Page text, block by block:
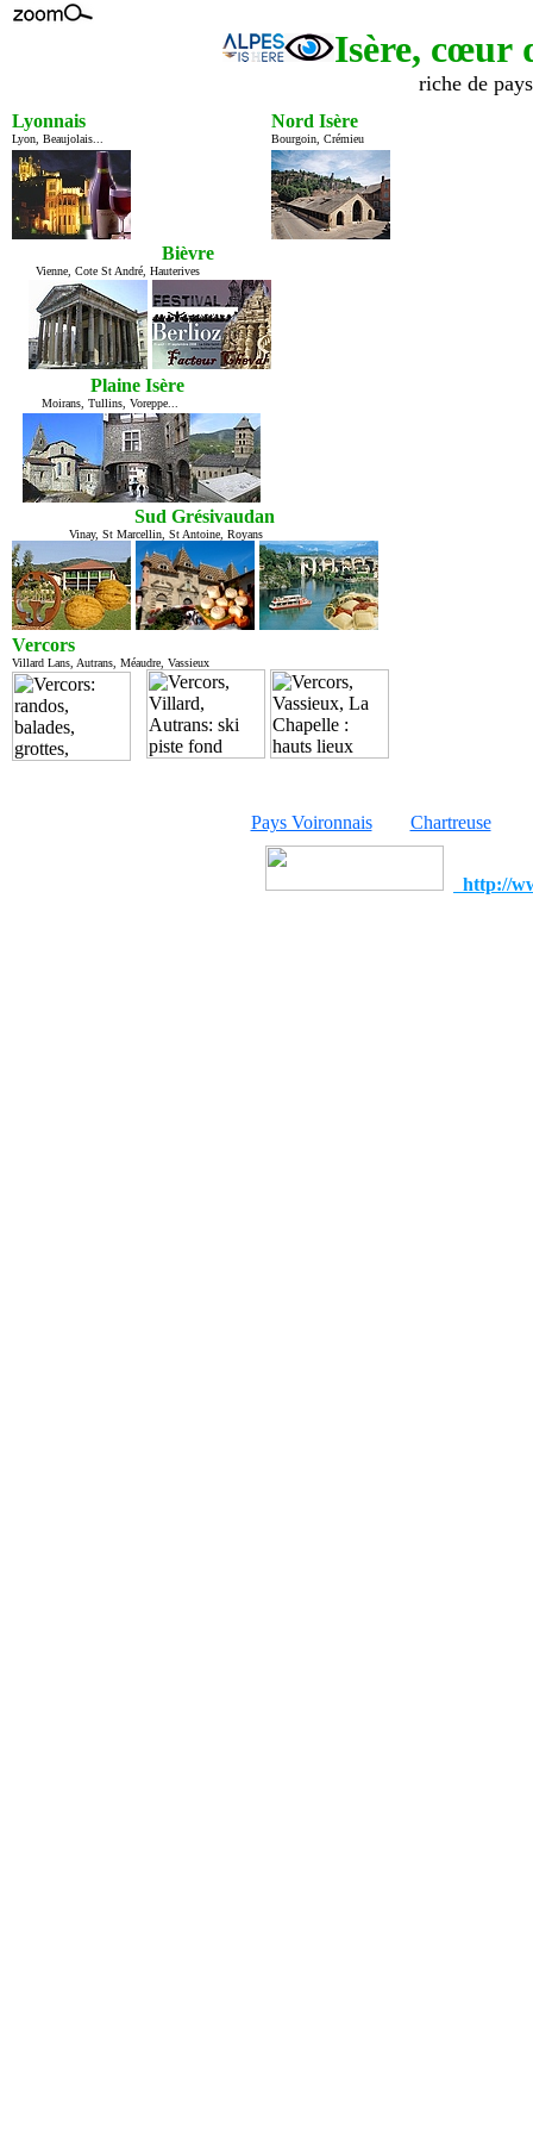
Isère, cœur
riche de
Lyonnais
Lyon, Beaujolais...
Nord Isère
Bourgoin, Crémieu
Bièvre
Vienne, Cote St André, Hauterives
Plaine Isère
Moirans, Tullins, Voreppe...
Sud Grésivaudan
Vinay, St Marcellin, St Antoine, Royans
Vercors
Villard Lans, Autrans, Méaudre, Vassieux
Pays Voironnais Chartreuse
http://